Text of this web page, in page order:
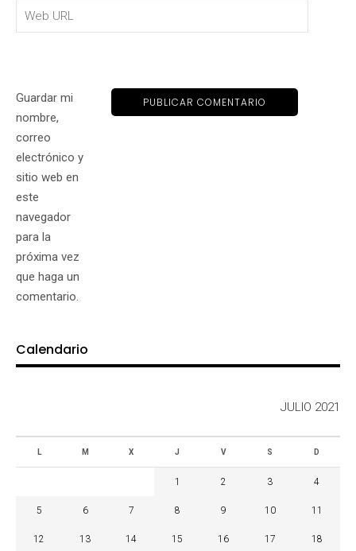
Guardar mi
nombre,
correo
electrónico y
sitio web en
este
navegador
para la
próxima vez
que haga un
comentario.
Calendario
JULIO 2021
L M X J V S D
1 2 3 4
5 6 7 8 9 10 11
12 13 14 15 16 17 18